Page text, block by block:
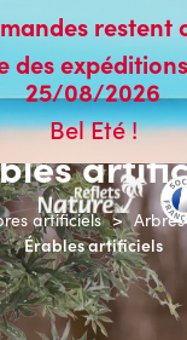
restent
des
25/08/2026
Bel Eté !
artificiels >
Érables artificiels